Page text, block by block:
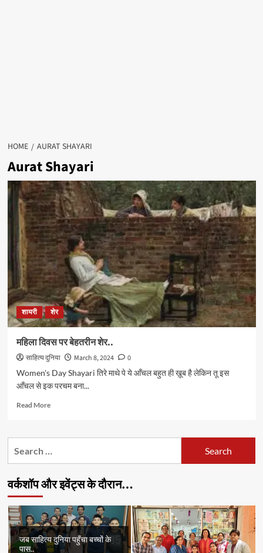
HOME AURAT SHAYARI
Aurat Shayari
शायरी शेर
महिला दिवस पर बेहतरीन शेर..
साहित्य दुनिया March 8, 2024
0
Women's Day Shayari तिरे माथे पे ये आँचल बहुत ही ख़ूब है लेकिन तू इस
आँचल से इक परचम बना...
Read MoreRead
महिला
शेर..
वर्कशॉप और इवेंट्स के दौरान…
जब साहित्य दुनिया पहुँचा बच्चों के
पास..